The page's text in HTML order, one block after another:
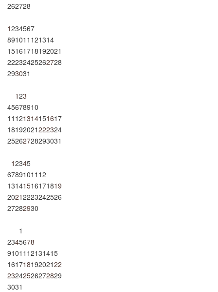
262728
1234567
891011 121314
15161718192021
22232425262728
293031
123
45678910
11 121314151617
18192021222324
25262728293031
12345
67891011 12
13141516171819
20212223242526
27282930
1
2345678
91011 12131415
16171819202122
23242526272829
3031